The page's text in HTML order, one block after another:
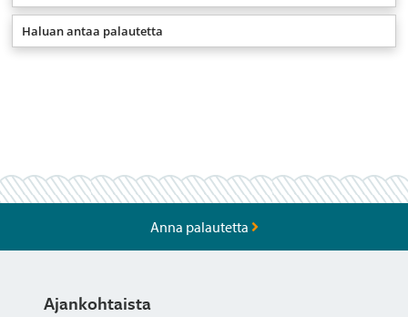
Haluan antaa palautetta
Anna palautetta
Ajankohtaista